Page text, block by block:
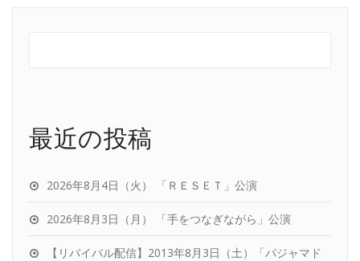
最近の投稿
2026年8月4日（火） 「ＲＥＳＥＴ」公演
2026年8月3日（月） 「手をつなぎながら」公演
【リバイバル配信】2013年8月3日（土）「パジャマド